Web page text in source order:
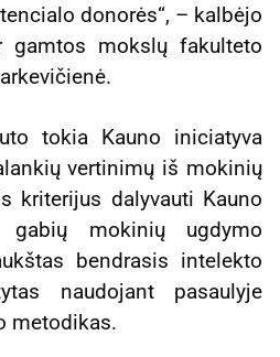
donorės“, – kalbėjo
gamtos mokslų fakulteto
tokia Kauno iniciatyva
vertinimų iš mokinių
kriterijus dalyvauti Kauno
gabių mokinių ugdymo
bendrasis intelekto
naudojant pasaulyje
metodikas.